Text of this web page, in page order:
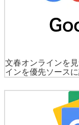
文春オンラインを
インを優先ソースに